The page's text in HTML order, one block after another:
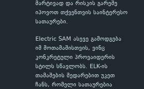
მარტივად და რისკის გარეშე
იპოვოთ თქვენთვის საინტერესო
სათაურები.
Electric SAM ასევე გამოდგება
იმ მოთამაშისთვის, ვინც
კონკრეტული პროვაიდერის
სტილს სწავლობს. ELK-ის
თამაშების შედარებით უკეთ
ჩანს, რომელი სათაურებია